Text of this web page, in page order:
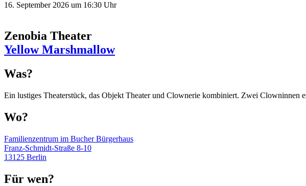
16. September 2026 um 16:30 Uhr
Zenobia Theater
Yellow Marshmallow
Was?
Ein lustiges Theaterstück, das Objekt Theater und Clownerie kombiniert. Zwei Clowninnen
Wo?
Familienzentrum im Bucher Bürgerhaus
Franz-Schmidt-Straße 8-10
13125 Berlin
Für wen?